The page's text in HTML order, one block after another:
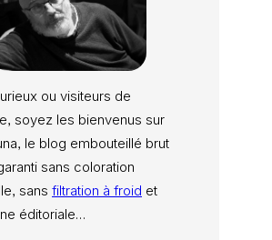
ou visiteurs de
soyez les bienvenus sur
le blog embouteillé brut
sans coloration
sans filtration à froid et
éditoriale…